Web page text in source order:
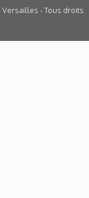
- Tous droits